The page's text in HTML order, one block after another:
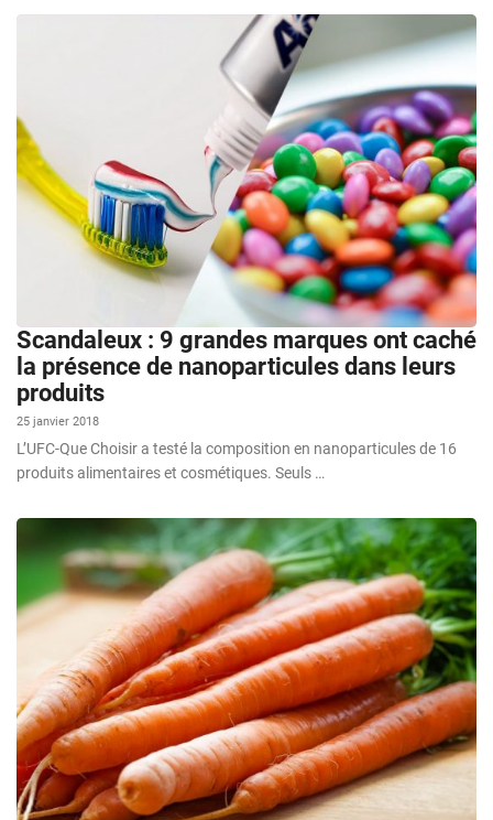
Scandaleux : 9 grandes marques ont caché
la présence de nanoparticules dans leurs
produits
25 janvier 2018
L’UFC-Que Choisir a testé la composition en nanoparticules de 16
produits alimentaires et cosmétiques. Seuls …